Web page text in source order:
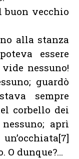
buon vecchio
alla stanza
essere
nessuno!
guardò
sempre
corbello dei
aprì
O dunque?…